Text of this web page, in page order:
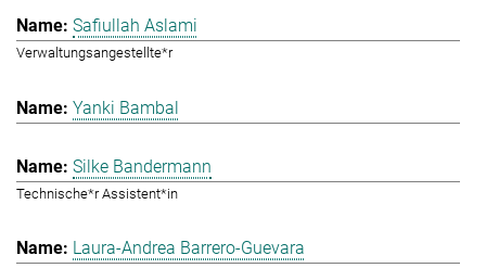
Safiullah Aslami
Verwaltungsangestellte*r
Yanki Bambal
Silke Bandermann
Technische*r Assistent*in
Laura-Andrea Barrero-Guevara